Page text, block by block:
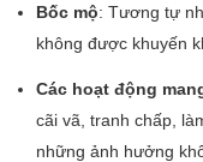
Bốc mộ: Tương tự
không được khuyến
Các hoạt động
cãi vã, tranh chấp,
những ảnh hưởng